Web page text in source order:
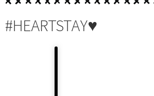
#HEARTSTAY♥